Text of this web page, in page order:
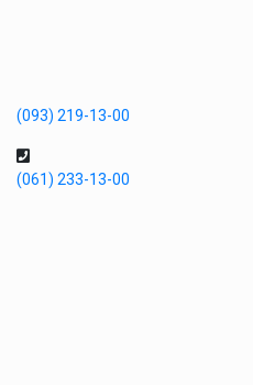
(093) 219-13-00
(061) 233-13-00